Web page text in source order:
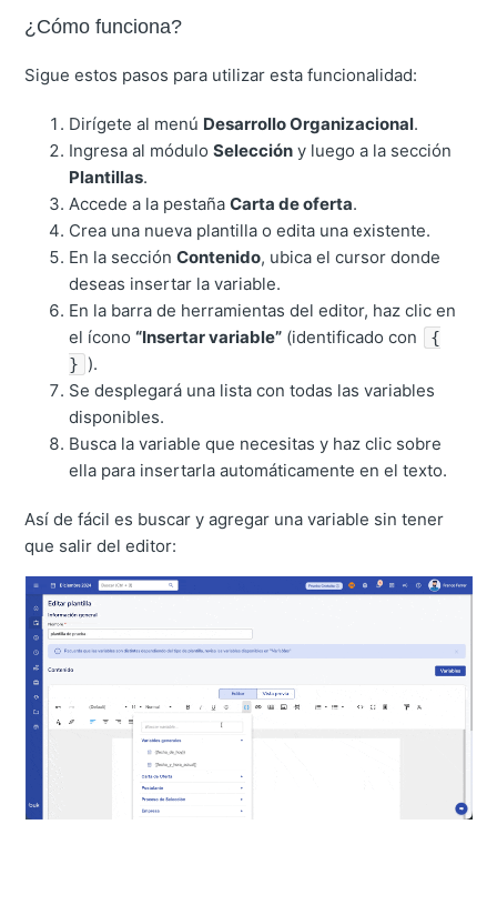
¿Cómo funciona?
Sigue estos pasos para utilizar esta funcionalidad:
Dirígete al menú Desarrollo Organizacional.
Ingresa al móduloSelección y luego a la sección
Plantillas.
Accede a la pestañaCarta de oferta.
Crea una nueva plantilla o edita una existente.
En la secciónContenido, ubica el cursor donde
deseas insertar la variable.
En la barra de herramientas del editor, haz clic en
el ícono“Insertar variable” (identificado con
{
} ).
Se desplegará una lista con todas las variables
disponibles.
Busca la variable que necesitas y haz clic sobre
ella para insertarla automáticamente en el texto.
Así de fácil es buscar y agregar una variable sin tener
que salir del editor: